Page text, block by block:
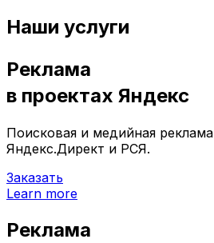
Наши услуги
Реклама
в проектах Яндекс
Поисковая и медийная реклама
Яндекс.Директ и РСЯ.
Заказать
Learn more
Реклама